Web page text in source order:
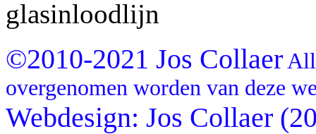
©2010-2021 Jos Collaer
overgenomen worden van deze
Webdesign: Jos Collaer